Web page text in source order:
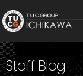
Staff Blog